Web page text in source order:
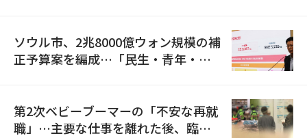
ソウル市、2兆8000億ウォン規模の補
正予算案を編成…「民生・青年・安
第2次ベビーブーマーの「不安な再就
職」…主要な仕事を離れた後、臨時